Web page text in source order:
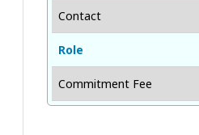
Contact
Role
Commitment Fee